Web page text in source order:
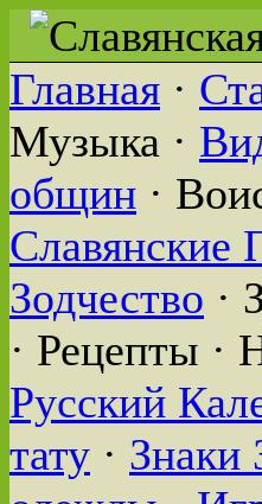
Главная ·
Музыка ·
общин ·
Славянские
Зодчество ·
· Рецепты ·
Русский
тату · Знаки